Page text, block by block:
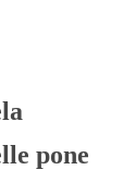
pone